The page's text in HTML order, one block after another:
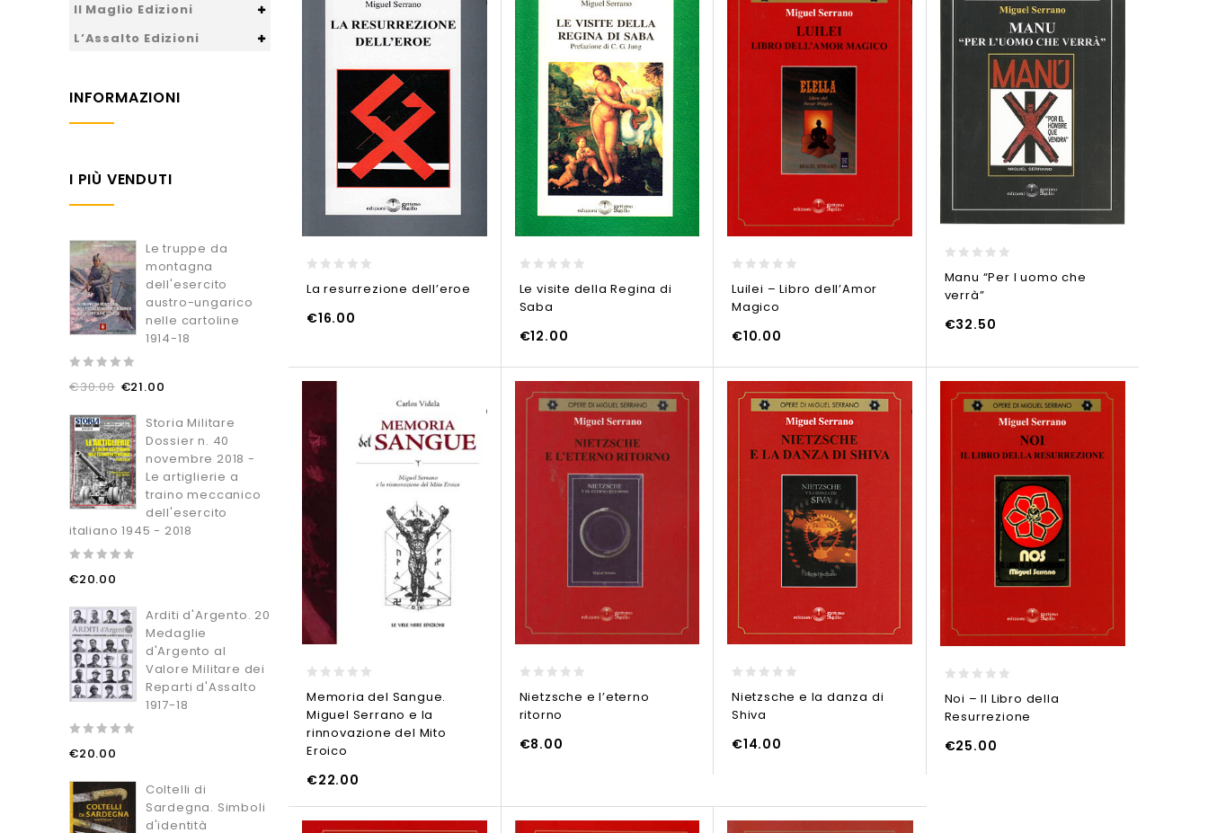
out
5
La resurrezione dell’eroe
€16.00
AGGIUNGI AL CARRELLO
out
of
Le visite della Regina di
Saba
€12.00
out
of
Luilei – Libro dell’Amor
Magico
€10.00
AGGIUNGI AL CARRELLO
out
of
Manu “Per l uomo che
verrà”
€32.50
AGGIUNGI AL CARRELLO
out
of
5
Memoria del Sangue.
Miguel Serrano e la
rinnovazione del Mito
Eroico
€22.00
AGGIUNGI AL CARRELLO
out
of
Nietzsche e l’eterno
ritorno
€8.00
AGGIUNGI AL CARRELLO
out
of
Nietzsche e la danza di
Shiva
€14.00
AGGIUNGI AL CARRELLO
out
of
Noi – Il Libro della
Resurrezione
€25.00
AGGIUNGI AL CARRELLO
Il Maglio Edizioni
L’Assalto Edizioni
INFORMAZIONI
I PIÙ VENDUTI
Le truppe da
montagna
dell'esercito
austro-ungarico
nelle cartoline
1914-18
out
5
€30.00 €21.00
Storia Militare
Dossier n. 40
novembre 2018 -
Le artiglierie a
traino meccanico
dell'esercito
italiano 1945 - 2018
out
5
€20.00
Arditi d'Argento. 20
Medaglie
d'Argento al
Valore Militare dei
Reparti d'Assalto
1917-18
out
5
€20.00
Coltelli di
Sardegna. Simboli
d'identità